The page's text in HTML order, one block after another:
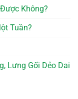
Không?
Tuần?
Lưng Gối Dẻo Dai